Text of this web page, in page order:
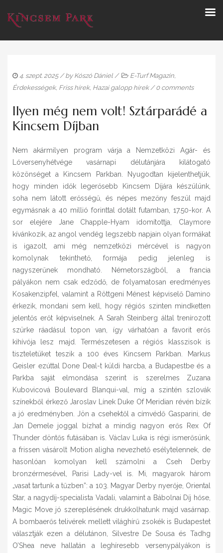
4. szept. 2025/ by Kószó Dániel / E-Turf Magazin,
Érdekességek, Friss hírek, Hazai galopp hírek/0 comments
Ilyen még nem volt! Sztárparádé a
Kincsem Díjban
Nem akármilyen program várja a Nemzetközi Agár- és
Lóversenyhétvége vasárnapi délutánjára kilátogató
közönséget a Kincsem Parkban. Nyugodtan kijelenthetjük,
hogy minden idők legerősebb Kincsem Díjára készülünk,
soha nem látott erősségű, és népes mezőny feszül majd
egymásnak a 40 millió forinttal dotált futamban, 17.50-kor. A
sor elejére Jane Chapple-Hyam idomítottja, Claymore
kívánkozik, az angol vendég legszebb napjain olyan formákat
is igazolt, ami még nemzetközi mércével is nagyon
komolynak tekinthető, formája pedig jelenleg is
nagyszerűnek mondható. Németországból, a francia
pályákon nem csak edződő, de folyamatosan eredményes
Kosakenzipfel, valamint a Röttgeni Ménest képviselő Damino
érkezik, mondani sem kell, hogy régiós szinten mindketten
jelentős erőt képviselnek. A Sarah Steinberg által trenírozott
szürke ráadásul topon van, így várhatóan a favorit erős
kihívója lesz majd. Természetesen a régiós klasszisok is
tiszteletüket teszik a 100 éves Kincsem Parkban. Markus
Geisler ezúttal Done Deal-t küldi harcba, a Budapestbe és a
Parkba saját elmondása szerint is szerelmes Zuzana
Kubovicová Boulevard Blanqui-val, míg a szintén szlovák
színekből érkező Jaroslav Línek Duke Of Meridian révén bízik
a jó eredményben. Jön a csehektől a címvédő Gasparini, de
Jan Demele joggal bízhat a mindig nagyon erős Rex Of
Thunder döntős futásában is. Václav Luka is régi ismerősünk,
a frissen vásárolt Motion aligha nevezhető esélytelennek, de
hasonlóan komolyan kell számolni a Cseh Derby
bronzérmesével, Parisi Lady-vel is. Mi, magyarok három
„vasat tartunk a tűzben”: a 103. Magyar Derby nyerője, Oriental
Star, a nagydíj-specialista Vadali, valamint a Bábolnai Díj hőse,
Magic Move jó szereplésének drukkolhatunk majd vasárnap.
A bombaerős telivérek mellett világhírű zsokék is Budapestet
választják ezen a délutánon, Silvestre De Sousa és Tadhg
O’Shea neve hallatán a leghíresebb versenypályákon is